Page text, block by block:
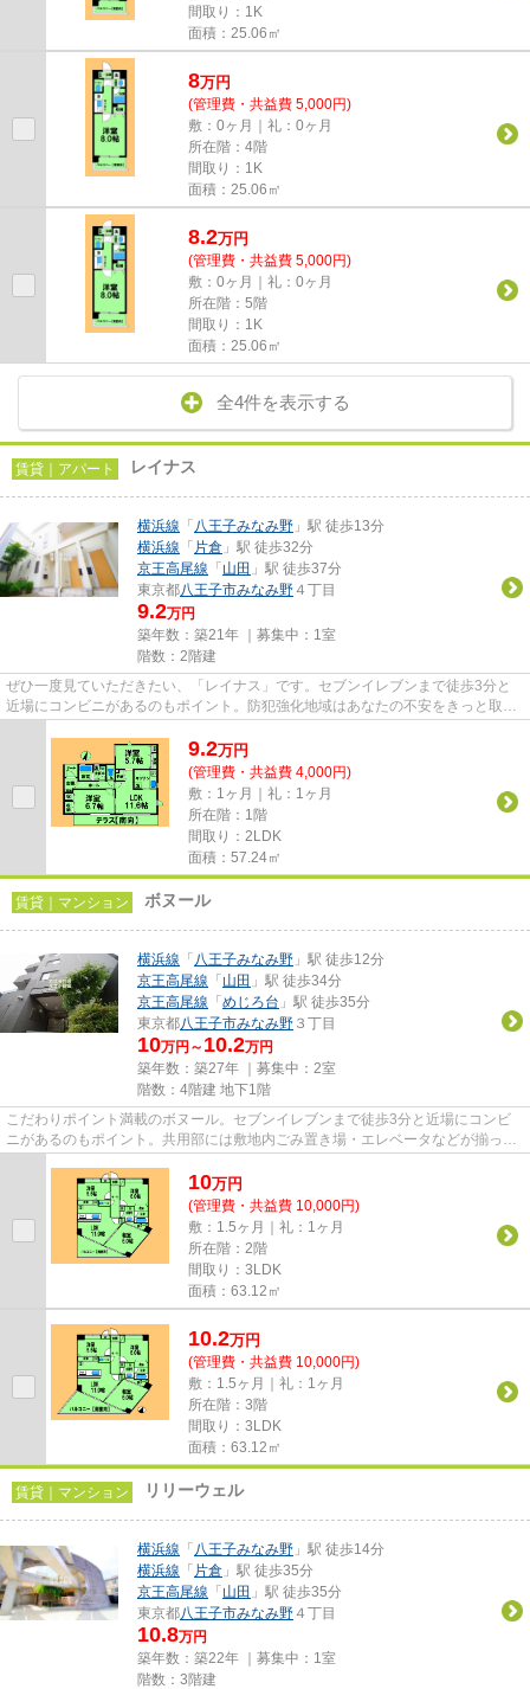
間取り：1K
面積：25.06㎡
8万円
(管理費・共益費 5,000円)
敷：0ヶ月｜礼：0ヶ月
所在階：4階
間取り：1K
面積：25.06㎡
8.2万円
(管理費・共益費 5,000円)
敷：0ヶ月｜礼：0ヶ月
所在階：5階
間取り：1K
面積：25.06㎡
全4件を表示する
賃貸｜アパート レイナス
横浜線 「 八王子みなみ野 」駅 徒歩13分
横浜線 「 片倉 」駅 徒歩32分
京王高尾線 「 山田 」駅 徒歩37分
東京都八王子市みなみ野 ４丁目
9.2万円
築年数：築21年 ｜募集中： 1室
階数：2階建
ぜひ一度見ていただきたい、「レイナス」です。セブンイレブンまで徒歩3分と
近場にコンビニがあるのもポイント。防犯強化地域はあなたの不安をきっと取り
9.2万円
(管理費・共益費 4,000円)
敷：1ヶ月｜礼：1ヶ月
所在階：1階
間取り：2LDK
面積：57.24㎡
賃貸｜マンション ボヌール
横浜線 「 八王子みなみ野 」駅 徒歩12分
京王高尾線 「 山田 」駅 徒歩34分
京王高尾線 「 めじろ台 」駅 徒歩35分
東京都八王子市みなみ野 ３丁目
10万円～ 10.2万円
築年数：築27年 ｜募集中： 2室
階数：4階建 地下1階
こだわりポイント満載のボヌール。セブンイレブンまで徒歩3分と近場にコンビ
ニがあるのもポイント。共用部には敷地内ごみ置き場・エレベータなどが揃って
10万円
(管理費・共益費 10,000円)
敷：1.5ヶ月｜礼：1ヶ月
所在階：2階
間取り：3LDK
面積：63.12㎡
10.2万円
(管理費・共益費 10,000円)
敷：1.5ヶ月｜礼：1ヶ月
所在階：3階
間取り：3LDK
面積：63.12㎡
賃貸｜マンション リリーウェル
横浜線 「 八王子みなみ野 」駅 徒歩14分
横浜線 「 片倉 」駅 徒歩35分
京王高尾線 「 山田 」駅 徒歩35分
東京都八王子市みなみ野 ４丁目
10.8万円
築年数：築22年 ｜募集中： 1室
階数：3階建